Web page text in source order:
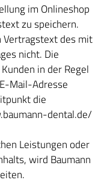
im Onlineshop
zu speichern.
Vertragstext des mit
nicht. Die
in der Regel
Mail-Adresse
die
dental.de/
Leistungen oder
wird Baumann